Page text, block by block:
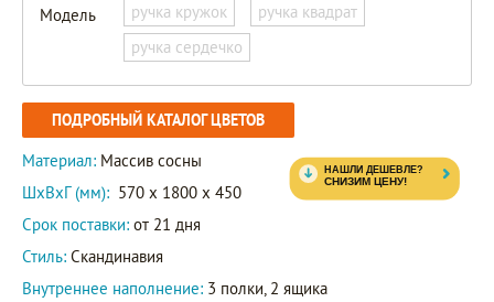
Модель
ручка кружок
ручка квадрат
ручка сердечко
ПОДРОБНЫЙ КАТАЛОГ ЦВЕТОВ
Материал: Массив сосны
ШxВxГ (мм): 570 x 1800 x 450
Срок поставки: от 21 дня
Стиль: Скандинавия
Внутреннее наполнение: 3 полки, 2 ящика